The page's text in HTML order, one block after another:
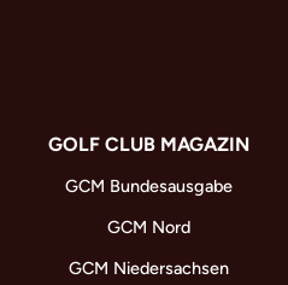
GOLF CLUB MAGAZIN
GCM Bundesausgabe
GCM Nord
GCM Niedersachsen